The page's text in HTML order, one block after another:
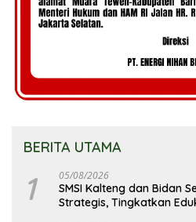
BERITA UTAMA
1 05/08/2026
SMSI Kalteng dan Bidan
Strategis, Tingkatkan